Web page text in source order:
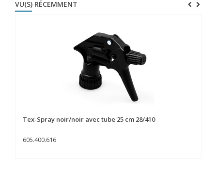
VU(S) RÉCEMMENT
Tex-Spray noir/noir avec tube 25 cm 28/410
605.400.616